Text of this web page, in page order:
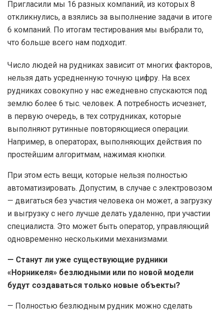
Число людей на рудниках зависит от многих факторов,
нельзя дать усредненную точную цифру. На всех
рудниках совокупно у нас ежедневно спускаются под
землю более 6 тыс. человек. А потребность исчезнет,
в первую очередь, в тех сотрудниках, которые
выполняют рутинные повторяющиеся операции.
Например, в операторах, выполняющих действия по
простейшим алгоритмам, нажимая кнопки.
При этом есть вещи, которые нельзя полностью
автоматизировать. Допустим, в случае с электровозом
— двигаться без участия человека он может, а загрузку
и выгрузку с него лучше делать удаленно, при участии
специалиста. Это может быть оператор, управляющий
одновременно несколькими механизмами.
— Станут ли уже существующие рудники
«Норникеля» безлюдными или по новой модели
будут создаваться только новые объекты?
— Полностью безлюдным рудник можно сделать